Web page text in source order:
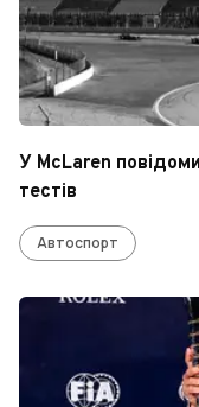
У McLaren
тестів
Автоспорт